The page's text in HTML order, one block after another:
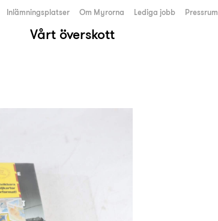
Vårt överskott
Inlämningsplatser Om Myrorna Lediga jobb Pressrum